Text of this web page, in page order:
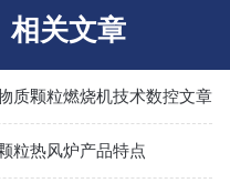
相关文章
质颗粒燃烧机技术数控文章
粒热风炉产品特点